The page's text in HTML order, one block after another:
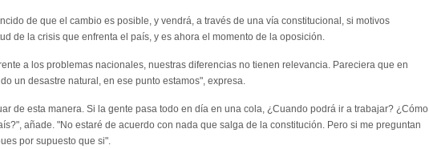
de que el cambio es posible, y vendrá, a través de una vía constitucional, si motivos
de la crisis que enfrenta el país, y es ahora el momento de la oposición.
a los problemas nacionales, nuestras diferencias no tienen relevancia. Pareciera que en
un desastre natural, en ese punto estamos", expresa.
de esta manera. Si la gente pasa todo en día en una cola, ¿Cuando podrá ir a trabajar? ¿Cómo
añade. "No estaré de acuerdo con nada que salga de la constitución. Pero si me preguntan
por supuesto que si".